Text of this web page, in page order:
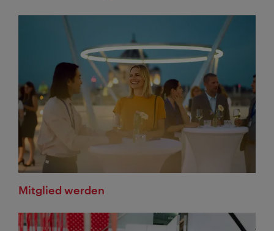
Mitglied werden